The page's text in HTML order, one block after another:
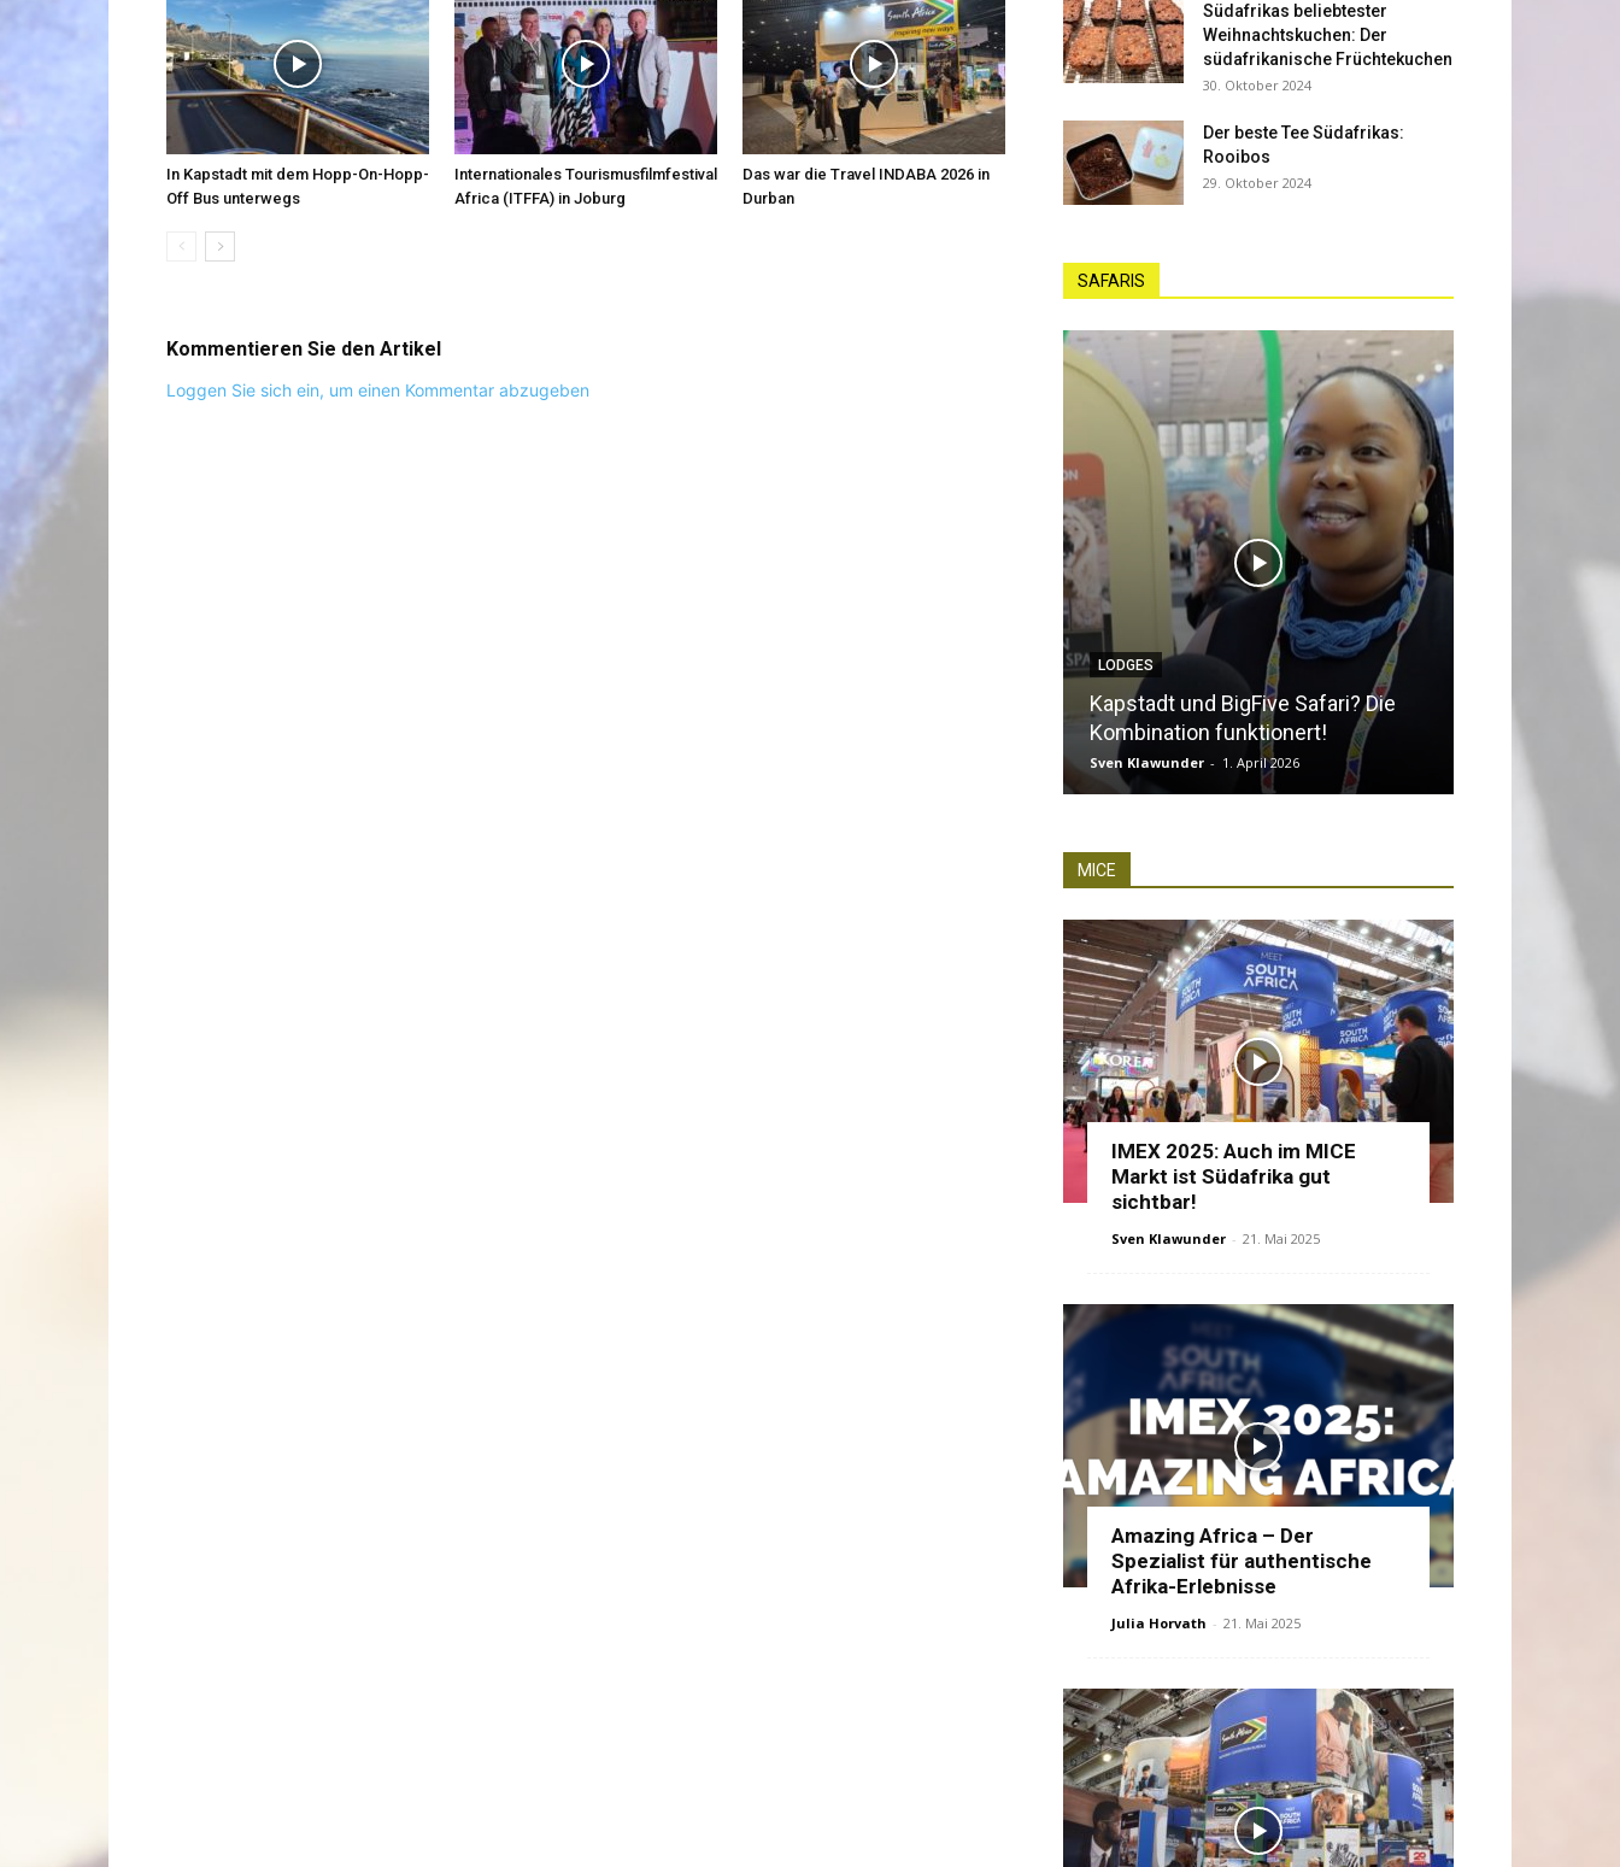
In Kapstadt mit dem Hopp-On-Hopp-
Off Bus unterwegs
Internationales Tourismusfilmfestival
Africa (ITFFA) in Joburg
Das war die Travel INDABA 2026 in
Durban
Kommentieren Sie den Artikel
Loggen Sie sich ein, um einen Kommentar abzugeben
Südafrikas beliebtester
Weihnachtskuchen: Der
südafrikanische Früchtekuchen
30. Oktober 2024
Der beste Tee Südafrikas:
Rooibos
29. Oktober 2024
SAFARIS
LODGES
Kapstadt und BigFive Safari? Die
Kombination funktionert!
Sven Klawunder - 1. April 2026
MICE
IMEX 2025: Auch im MICE
Markt ist Südafrika gut
sichtbar!
Sven Klawunder - 21. Mai 2025
Amazing Africa – Der
Spezialist für authentische
Afrika-Erlebnisse
Julia Horvath - 21. Mai 2025